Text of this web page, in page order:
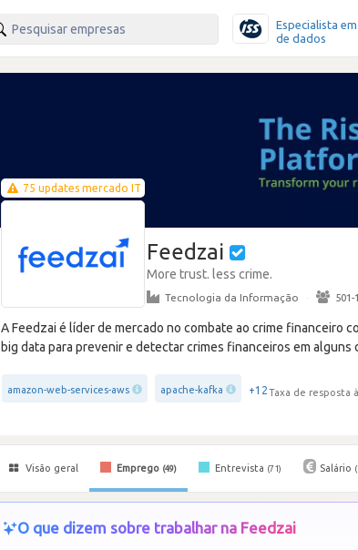
Especialista
de dados
75 updates mercado IT
Feedzai
More trust. less crime.
Tecnologia da Informação · 501-
A Feedzai é líder de mercado no combate ao crime financeiro
big data para prevenir e detectar crimes financeiros em alguns
amazon-web-services-aws apache-kafka +12Taxa de resposta
Visão geral Emprego (49) Entrevista (71) Salário
O que dizem sobre trabalhar na Feedzai